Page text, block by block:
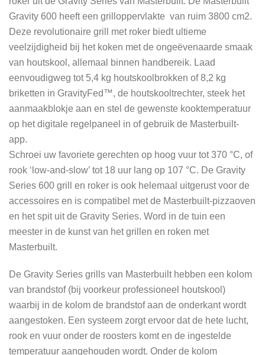
Gravity 600 heeft een grilloppervlakte van ruim 3800 cm2.
Deze revolutionaire grill met roker biedt ultieme
veelzijdigheid bij het koken met de ongeëvenaarde smaak
van houtskool, allemaal binnen handbereik. Laad
eenvoudigweg tot 5,4 kg houtskoolbrokken of 8,2 kg
briketten in GravityFed™, de houtskooltrechter, steek het
aanmaakblokje aan en stel de gewenste kooktemperatuur
op het digitale regelpaneel in of gebruik de Masterbuilt-
app.
Schroei uw favoriete gerechten op hoog vuur tot 370 °C, of ​​
rook ‘low-and-slow’ tot 18 uur lang op 107 °C. De Gravity
Series 600 grill en roker is ook helemaal uitgerust voor de
accessoires en is compatibel met de Masterbuilt-pizzaoven
en het spit uit de Gravity Series. Word in de tuin een
meester in de kunst van het grillen en roken met
Masterbuilt.
De Gravity Series grills van Masterbuilt hebben een kolom
van brandstof (bij voorkeur professioneel houtskool)
waarbij in de kolom de brandstof aan de onderkant wordt
aangestoken. Een systeem zorgt ervoor dat de hete lucht,
rook en vuur onder de roosters komt en de ingestelde
temperatuur aangehouden wordt. Onder de kolom